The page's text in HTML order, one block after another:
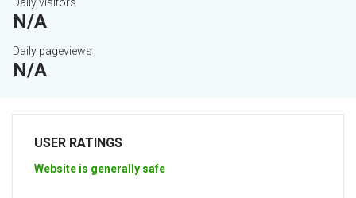
N/A
Daily pageviews
N/A
USER RATINGS
Website is generally safe